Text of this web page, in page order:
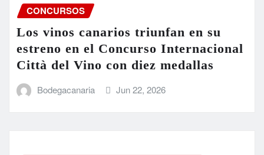
CONCURSOS
Los vinos canarios triunfan en su
estreno en el Concurso Internacional
Città del Vino con diez medallas
Bodegacanaria Jun 22, 2026